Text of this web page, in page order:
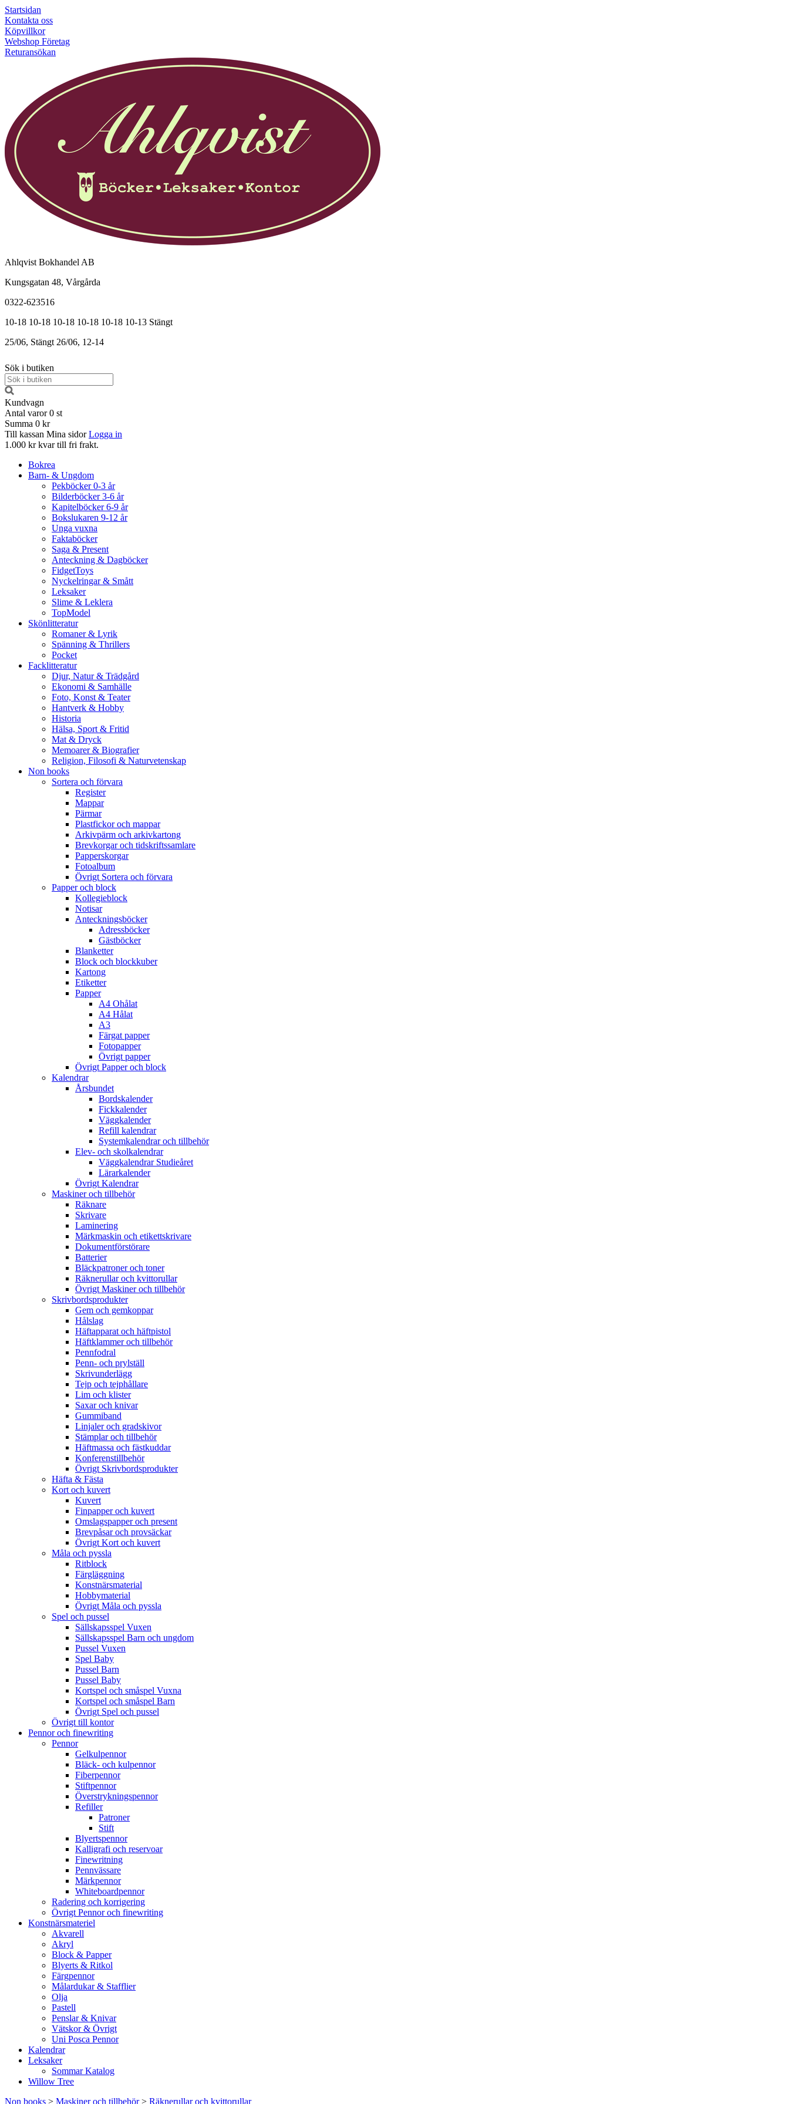
Startsidan
Kontakta oss
Köpvillkor
Webshop Företag
Returansökan
Ahlqvist Bokhandel AB
Kungsgatan 48, Vårgårda
0322-623516
10-18 10-18 10-18 10-18 10-18 10-13 Stängt
25/06, Stängt 26/06, 12-14
Sök i butiken
Kundvagn
Antal varor 0 st
Summa 0 kr
Till kassan Mina sidor Logga in
1.000 kr kvar till fri frakt.
Bokrea
Barn- & Ungdom
Pekböcker 0-3 år
Bilderböcker 3-6 år
Kapitelböcker 6-9 år
Bokslukaren 9-12 år
Unga vuxna
Faktaböcker
Saga & Present
Anteckning & Dagböcker
FidgetToys
Nyckelringar & Smått
Leksaker
Slime & Leklera
TopModel
Skönlitteratur
Romaner & Lyrik
Spänning & Thrillers
Pocket
Facklitteratur
Djur, Natur & Trädgård
Ekonomi & Samhälle
Foto, Konst & Teater
Hantverk & Hobby
Historia
Hälsa, Sport & Fritid
Mat & Dryck
Memoarer & Biografier
Religion, Filosofi & Naturvetenskap
Non books
Sortera och förvara
Register
Mappar
Pärmar
Plastfickor och mappar
Arkivpärm och arkivkartong
Brevkorgar och tidskriftssamlare
Papperskorgar
Fotoalbum
Övrigt Sortera och förvara
Papper och block
Kollegieblock
Notisar
Anteckningsböcker
Adressböcker
Gästböcker
Blanketter
Block och blockkuber
Kartong
Etiketter
Papper
A4 Ohålat
A4 Hålat
A3
Färgat papper
Fotopapper
Övrigt papper
Övrigt Papper och block
Kalendrar
Årsbundet
Bordskalender
Fickkalender
Väggkalender
Refill kalendrar
Systemkalendrar och tillbehör
Elev- och skolkalendrar
Väggkalendrar Studieåret
Lärarkalender
Övrigt Kalendrar
Maskiner och tillbehör
Räknare
Skrivare
Laminering
Märkmaskin och etikettskrivare
Dokumentförstörare
Batterier
Bläckpatroner och toner
Räknerullar och kvittorullar
Övrigt Maskiner och tillbehör
Skrivbordsprodukter
Gem och gemkoppar
Hålslag
Häftapparat och häftpistol
Häftklammer och tillbehör
Pennfodral
Penn- och prylställ
Skrivunderlägg
Tejp och tejphållare
Lim och klister
Saxar och knivar
Gummiband
Linjaler och gradskivor
Stämplar och tillbehör
Häftmassa och fästkuddar
Konferenstillbehör
Övrigt Skrivbordsprodukter
Häfta & Fästa
Kort och kuvert
Kuvert
Finpapper och kuvert
Omslagspapper och present
Brevpåsar och provsäckar
Övrigt Kort och kuvert
Måla och pyssla
Ritblock
Färgläggning
Konstnärsmaterial
Hobbymaterial
Övrigt Måla och pyssla
Spel och pussel
Sällskapsspel Vuxen
Sällskapsspel Barn och ungdom
Pussel Vuxen
Spel Baby
Pussel Barn
Pussel Baby
Kortspel och småspel Vuxna
Kortspel och småspel Barn
Övrigt Spel och pussel
Övrigt till kontor
Pennor och finewriting
Pennor
Gelkulpennor
Bläck- och kulpennor
Fiberpennor
Stiftpennor
Överstrykningspennor
Refiller
Patroner
Stift
Blyertspennor
Kalligrafi och reservoar
Finewritning
Pennvässare
Märkpennor
Whiteboardpennor
Radering och korrigering
Övrigt Pennor och finewriting
Konstnärsmateriel
Akvarell
Akryl
Block & Papper
Blyerts & Ritkol
Färgpennor
Målardukar & Stafflier
Olja
Pastell
Penslar & Knivar
Vätskor & Övrigt
Uni Posca Pennor
Kalendrar
Leksaker
Sommar Katalog
Willow Tree
Non books > Maskiner och tillbehör> Räknerullar och kvittorullar